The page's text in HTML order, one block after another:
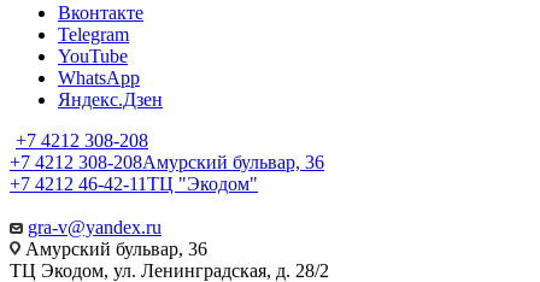
Вконтакте
Telegram
YouTube
WhatsApp
Яндекс.Дзен
+7 4212 308-208
+7 4212 308-208Амурский бульвар, 36
+7 4212 46-42-11ТЦ "Экодом"
gra-v@yandex.ru
Амурский бульвар, 36
ТЦ Экодом, ул. Ленинградская, д. 28/2